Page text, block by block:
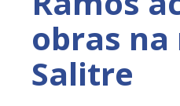
obras na
Salitre